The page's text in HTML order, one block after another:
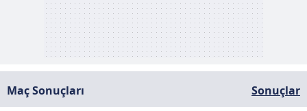
Maç Sonuçları Sonuçlar